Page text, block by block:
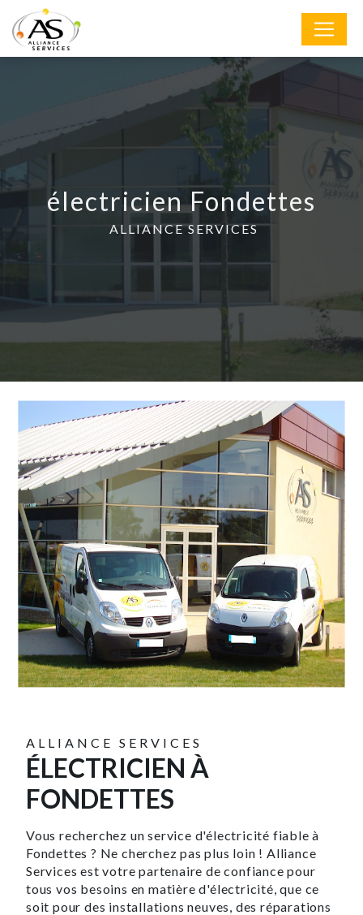
électricien Fondettes
ALLIANCE SERVICES
ALLIANCE SERVICES
ÉLECTRICIEN À
FONDETTES
Vous recherchez un service d'électricité fiable à
Fondettes ? Ne cherchez pas plus loin ! Alliance
Services est votre partenaire de confiance pour
tous vos besoins en matière d'électricité, que ce
soit pour des installations neuves, des réparations
Panneau de gestion des cookies